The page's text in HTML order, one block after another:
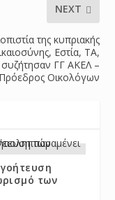
NEXT
της κυπριακής
Εστία, ΤΑ,
συζήτησαν ΓΓ ΑΚΕΛ –
Πρόεδρος Οικολόγων
των